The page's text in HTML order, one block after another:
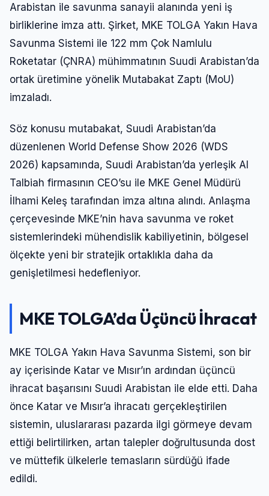
Arabistan ile savunma sanayii alanında yeni iş
birliklerine imza attı. Şirket, MKE TOLGA Yakın Hava
Savunma Sistemi ile 122 mm Çok Namlulu
Roketatar (ÇNRA) mühimmatının Suudi Arabistan’da
ortak üretimine yönelik Mutabakat Zaptı (MoU)
imzaladı.
Söz konusu mutabakat, Suudi Arabistan’da
düzenlenen World Defense Show 2026 (WDS
2026) kapsamında, Suudi Arabistan’da yerleşik Al
Talbiah firmasının CEO’su ile MKE Genel Müdürü
İlhami Keleş tarafından imza altına alındı. Anlaşma
çerçevesinde MKE’nin hava savunma ve roket
sistemlerindeki mühendislik kabiliyetinin, bölgesel
ölçekte yeni bir stratejik ortaklıkla daha da
genişletilmesi hedefleniyor.
MKE TOLGA’da Üçüncü İhracat
MKE TOLGA Yakın Hava Savunma Sistemi, son bir
ay içerisinde Katar ve Mısır’ın ardından üçüncü
ihracat başarısını Suudi Arabistan ile elde etti. Daha
önce Katar ve Mısır’a ihracatı gerçekleştirilen
sistemin, uluslararası pazarda ilgi görmeye devam
ettiği belirtilirken, artan talepler doğrultusunda dost
ve müttefik ülkelerle temasların sürdüğü ifade
edildi.